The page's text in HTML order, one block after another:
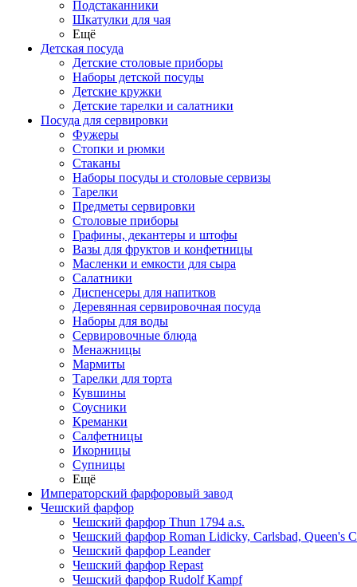
Подстаканники
Шкатулки для чая
Ещё
Детская посуда
Детские столовые приборы
Наборы детской посуды
Детские кружки
Детские тарелки и салатники
Посуда для сервировки
Фужеры
Стопки и рюмки
Стаканы
Наборы посуды и столовые сервизы
Тарелки
Предметы сервировки
Столовые приборы
Графины, декантеры и штофы
Вазы для фруктов и конфетницы
Масленки и емкости для сыра
Салатники
Диспенсеры для напитков
Деревянная сервировочная посуда
Наборы для воды
Сервировочные блюда
Менажницы
Мармиты
Тарелки для торта
Кувшины
Соусники
Креманки
Салфетницы
Икорницы
Супницы
Ещё
Императорский фарфоровый завод
Чешский фарфор
Чешский фарфор Thun 1794 a.s.
Чешский фарфор Roman Lidicky, Carlsbad, Queen's
Чешский фарфор Leander
Чешский фарфор Repast
Чешский фарфор Rudolf Kampf